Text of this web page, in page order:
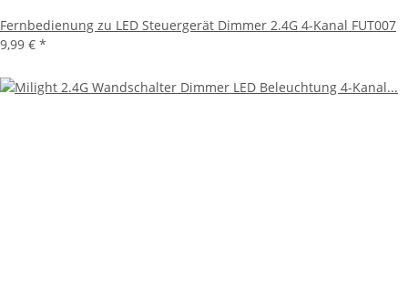
Fernbedienung zu LED Steuergerät Dimmer 2.4G 4-Kanal FUT007
9,99 € *